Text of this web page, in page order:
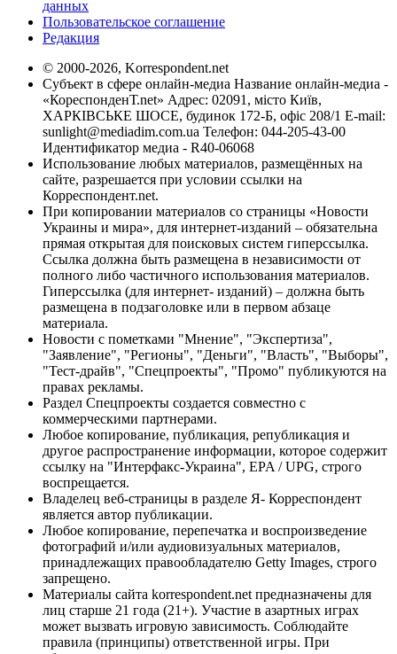
данных
Пользовательское соглашение
Редакция
© 2000-2026, Korrespondent.net
Субъект в сфере онлайн-медиа Название онлайн-медиа -
«КореспонденТ.net» Адрес: 02091, місто Київ,
ХАРКІВСЬКЕ ШОСЕ, будинок 172-Б, офіс 208/1 E-mail:
sunlight@mediadim.com.ua Телефон: 044-205-43-00
Идентификатор медиа - R40-06068
Использование любых материалов, размещённых на
сайте, разрешается при условии ссылки на
Корреспондент.net.
При копировании материалов со страницы «Новости
Украины и мира», для интернет-изданий – обязательна
прямая открытая для поисковых систем гиперссылка.
Ссылка должна быть размещена в независимости от
полного либо частичного использования материалов.
Гиперссылка (для интернет- изданий) – должна быть
размещена в подзаголовке или в первом абзаце
материала.
Новости с пометками "Мнение", "Экспертиза",
"Заявление", "Регионы", "Деньги", "Власть", "Выборы",
"Тест-драйв", "Спецпроекты", "Промо" публикуются на
правах рекламы.
Раздел Спецпроекты создается совместно с
коммерческими партнерами.
Любое копирование, публикация, републикация и
другое распространение информации, которое содержит
ссылку на "Интерфакс-Украина", EPA / UPG, строго
воспрещается.
Владелец веб-страницы в разделе Я- Корреспондент
является автор публикации.
Любое копирование, перепечатка и воспроизведение
фотографий и/или аудиовизуальных материалов,
принадлежащих правообладателю Getty Images, строго
запрещено.
Материалы сайта korrespondent.net предназначены для
лиц старше 21 года (21+). Участие в азартных играх
может вызвать игровую зависимость. Соблюдайте
правила (принципы) ответственной игры. При